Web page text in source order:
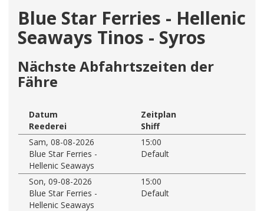
Blue Star Ferries - Hellenic
Seaways Tinos - Syros
Nächste Abfahrtszeiten der
Fähre
Datum
Zeitplan
Reederei
Shiff
Sam, 08-08-2026
15:00
Blue Star Ferries -
Hellenic Seaways
Default
Son, 09-08-2026
15:00
Blue Star Ferries -
Hellenic Seaways
Default